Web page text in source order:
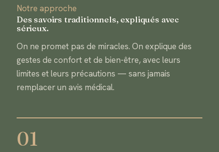
Notre approche
Des savoirs traditionnels, expliqués avec
sérieux.
On ne promet pas de miracles. On explique des
gestes de confort et de bien-être, avec leurs
limites et leurs précautions — sans jamais
remplacer un avis médical.
01